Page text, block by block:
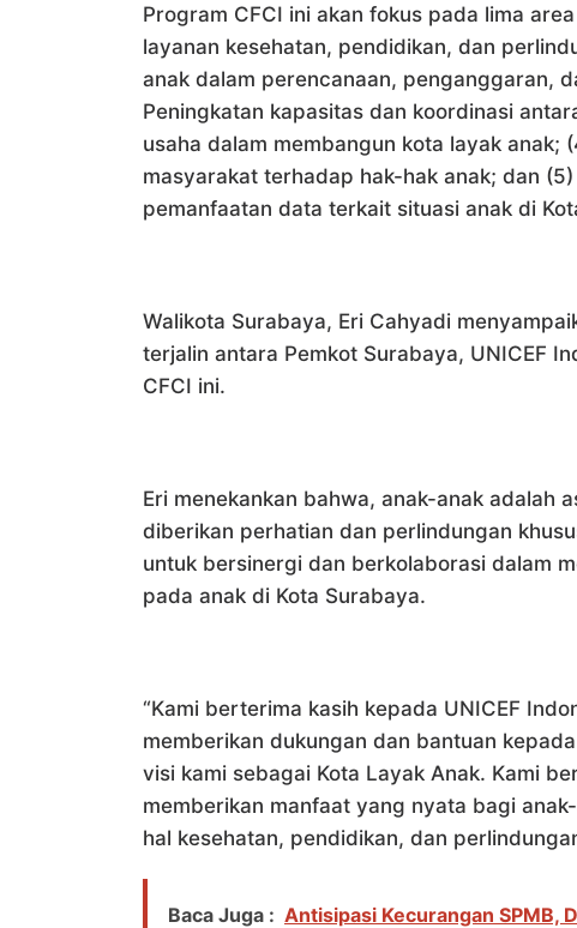
Program CFCI ini akan fokus pada lima
layanan kesehatan, pendidikan, dan
anak dalam perencanaan, penganggaran,
Peningkatan kapasitas dan koordinasi
usaha dalam membangun kota layak anak;
masyarakat terhadap hak-hak anak; dan
pemanfaatan data terkait situasi anak di
Walikota Surabaya, Eri Cahyadi
terjalin antara Pemkot Surabaya, UNICEF
CFCI ini.
Eri menekankan bahwa, anak-anak adalah
diberikan perhatian dan perlindungan
untuk bersinergi dan berkolaborasi dalam
pada anak di Kota Surabaya.
“Kami berterima kasih kepada UNICEF
memberikan dukungan dan bantuan
visi kami sebagai Kota Layak Anak. Kami
memberikan manfaat yang nyata bagi
hal kesehatan, pendidikan, dan
Baca Juga : Antisipasi Kecurangan SPMB,